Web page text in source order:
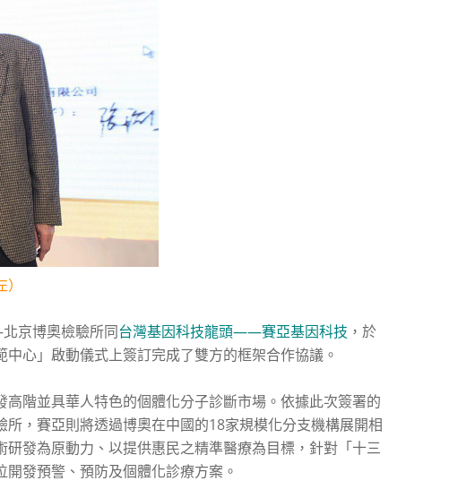
京博奧檢驗所同台灣基因科技龍頭——賽亞基因科技 ，於
心」啟動儀式上簽訂完成了雙方的框架合作協議。
階並具華人特色的個體化分子診斷市場。依據此次簽署的
，賽亞則將透過博奧在中國的18家規模化分支機構展開相
發為原動力、以提供惠民之精準醫療為目標，針對「十三
發預警、預防及個體化診療方案。